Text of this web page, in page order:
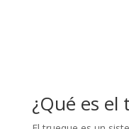
¿Qué es el